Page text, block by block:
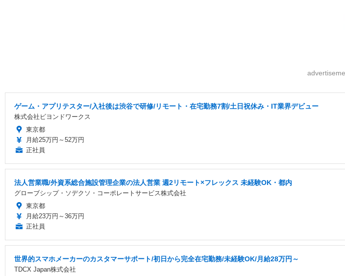
ゲーム・アプリテスター/入社後は渋谷で研修/リモート・在宅勤務7割/土日祝休み・IT業界デビュー
株式会社ビヨンドワークス
東京都
月給25万円～52万円
正社員
法人営業職/外資系総合施設管理企業の法人営業 週2リモート×フレックス 未経験OK・都内
グローブシップ・ソデクソ・コーポレートサービス株式会社
東京都
月給23万円～36万円
正社員
世界的スマホメーカーのカスタマーサポート/初日から完全在宅勤務/未経験OK/月給28万円～
TDCX Japan株式会社